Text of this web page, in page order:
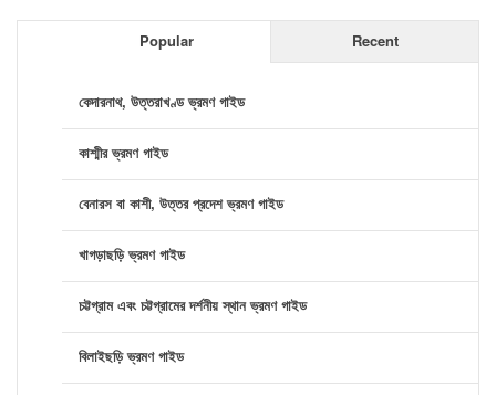
Popular Recent
কেদারনাথ, উত্তরাখণ্ড ভ্রমণ গাইড
কাশ্মীর ভ্রমণ গাইড
বেনারস বা কাশী, উত্তর প্রদেশ ভ্রমণ গাইড
খাগড়াছড়ি ভ্রমণ গাইড
চট্টগ্রাম এবং চট্টগ্রামের দর্শনীয় স্থান ভ্রমণ গাইড
বিলাইছড়ি ভ্রমণ গাইড